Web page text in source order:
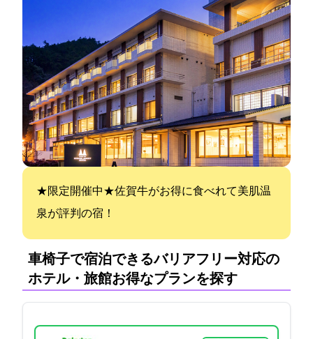
★限定SALE開催中★佐賀牛がお得に食べれて美肌温
泉が評判の宿！
車椅子で宿泊できるバリアフリー対応の
ホテル・旅館:お得なプランを探す